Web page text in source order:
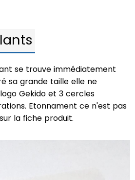
se trouve immédiatement
sa grande taille elle ne
Gekido et 3 cercles
Etonnament ce n'est pas
la fiche produit.